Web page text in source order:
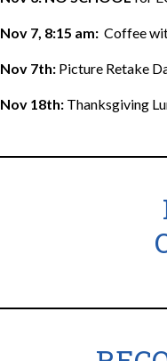
Nov 7, 8:15 am: Coffee
Nov 7th: Picture Retake
Nov 18th: Thanksgiving